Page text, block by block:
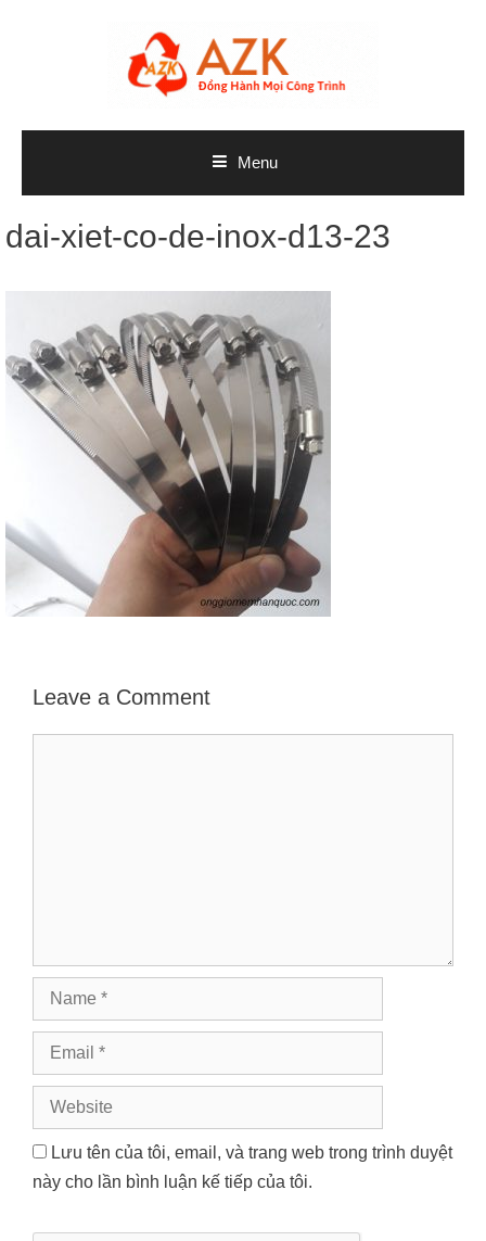
Menu
dai-xiet-co-de-inox-d13-23
Leave a Comment
Name
Email
Website
Lưu tên của tôi, email, và trang web trong trình duyệt
này cho lần bình luận kế tiếp của tôi.